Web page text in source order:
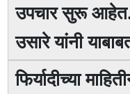
उपचार सुरू आहेत.
उसारे यांनी
फिर्यादीच्या